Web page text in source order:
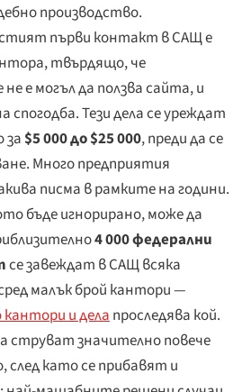
производство.
първи контакт в САЩ е
твърдящо, че
е могъл да ползва сайта, и
спогодба. Тези дела се уреждат
за$5 000 до $25 000, преди да се
Много предприятия
писма в рамките на години.
бъде игнорирано, може да
4 000 федерални
се завеждат в САЩ всяка
малък брой кантори —
и делапроследява кой.
струват значително повече
след като се прибавят и